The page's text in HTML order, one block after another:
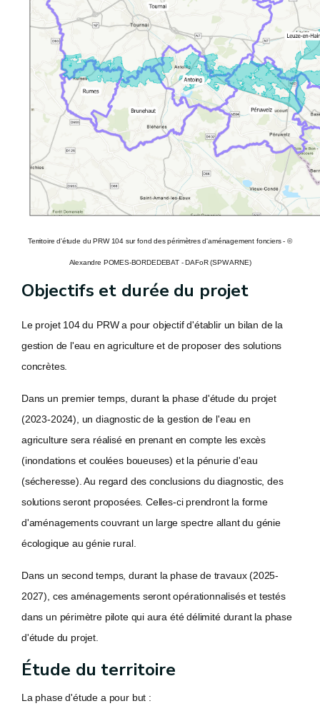
Territoire d'étude du PRW 104 sur fond des périmètres d'aménagement fonciers - ©
Alexandre POMES-BORDEDEBAT - DAFoR (SPW ARNE)
Objectifs et durée du projet
Le projet 104 du PRW a pour objectif d'établir un bilan de la
gestion de l'eau en agriculture et de proposer des solutions
concrètes.
Dans un premier temps, durant la phase d'étude du projet
(2023-2024), un diagnostic de la gestion de l'eau en
agriculture sera réalisé en prenant en compte les excès
(inondations et coulées boueuses) et la pénurie d'eau
(sécheresse). Au regard des conclusions du diagnostic, des
solutions seront proposées. Celles-ci prendront la forme
d'aménagements couvrant un large spectre allant du génie
écologique au génie rural.
Dans un second temps, durant la phase de travaux (2025-
2027), ces aménagements seront opérationnalisés et testés
dans un périmètre pilote qui aura été délimité durant la phase
d'étude du projet.
Étude du territoire
La phase d'étude a pour but :